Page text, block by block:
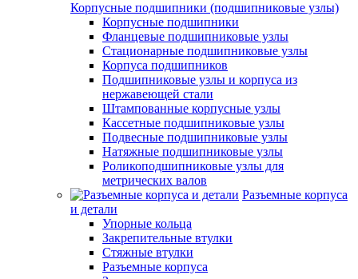
Корпусные подшипники (подшипниковые узлы)
Корпусные подшипники
Фланцевые подшипниковые узлы
Стационарные подшипниковые узлы
Корпуса подшипников
Подшипниковые узлы и корпуса из
нержавеющей стали
Штампованные корпусные узлы
Кассетные подшипниковые узлы
Подвесные подшипниковые узлы
Натяжные подшипниковые узлы
Роликоподшипниковые узлы для
метрических валов
Разъемные корпуса
и детали
Упорные кольца
Закрепительные втулки
Стяжные втулки
Разъемные корпуса